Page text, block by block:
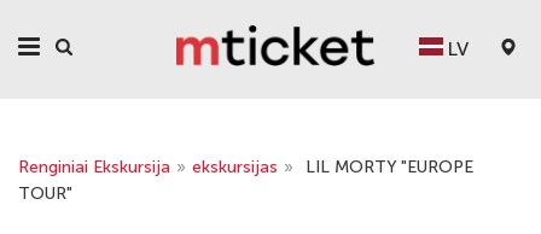
LV
Renginiai Ekskursija » ekskursijas »
LIL MORTY "EUROPE
TOUR"